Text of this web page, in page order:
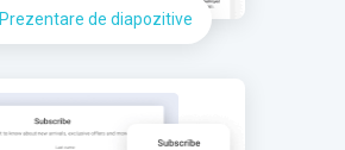
Prezentare de diapozitive